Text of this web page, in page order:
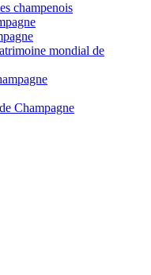
champenois
mondial de
Champagne